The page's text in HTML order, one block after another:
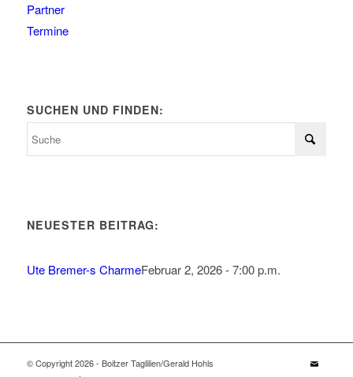
Partner
Termine
SUCHEN UND FINDEN:
NEUESTER BEITRAG:
Ute Bremer-s CharmeFebruar 2, 2026 - 7:00 p.m.
© Copyright 2026 - Boitzer Taglilien/Gerald Hohls